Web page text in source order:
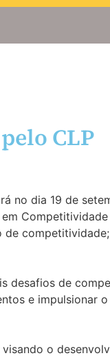
CLP
no dia 19 de
Competitividade
desafios de
e impulsionar
o